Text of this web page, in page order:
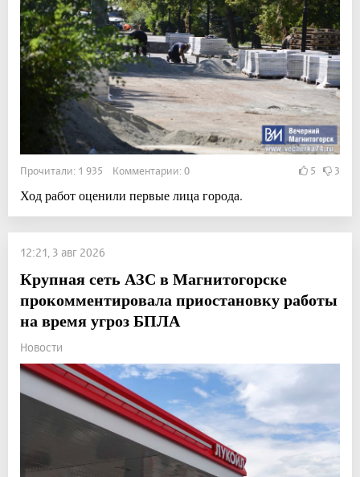
Прочитали: 1 935 Комментарии: 0 5 3
Ход работ оценили первые лица города.
12:21, 3 авг 2026
Крупная сеть АЗС в Магнитогорске
прокомментировала приостановку работы
на время угроз БПЛА
Новости